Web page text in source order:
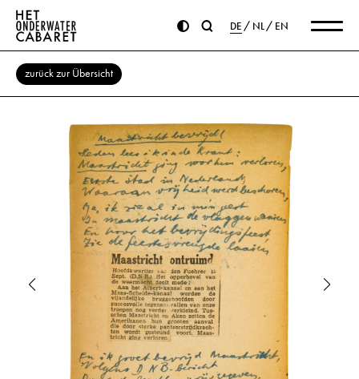
DE NL EN
zurück zur Übersicht